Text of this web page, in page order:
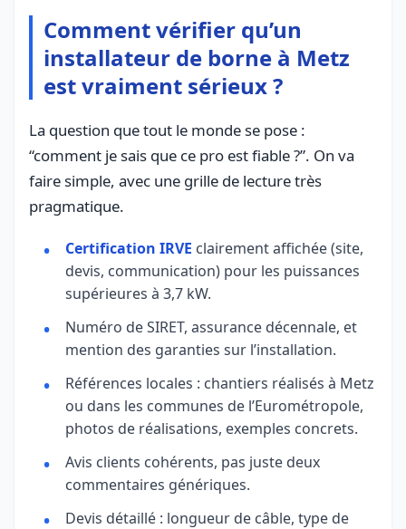
Comment vérifier qu’un
installateur de borne à Metz
est vraiment sérieux ?
La question que tout le monde se pose :
“comment je sais que ce pro est fiable ?”. On va
faire simple, avec une grille de lecture très
pragmatique.
Certification IRVE clairement affichée (site,
devis, communication) pour les puissances
supérieures à 3,7 kW.
Numéro de SIRET, assurance décennale, et
mention des garanties sur l’installation.
Références locales : chantiers réalisés à Metz
ou dans les communes de l’Eurométropole,
photos de réalisations, exemples concrets.
Avis clients cohérents, pas juste deux
commentaires génériques.
Devis détaillé : longueur de câble, type de